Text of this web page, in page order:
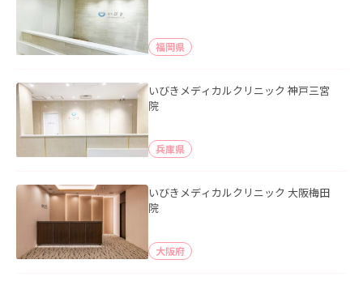
福岡県
いびきメディカルクリニック 神戸三宮
院
兵庫県
いびきメディカルクリニック 大阪梅田
院
大阪府